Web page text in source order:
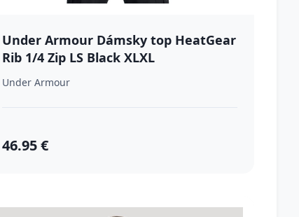
Under Armour Dámsky top HeatGear
Rib 1/4 Zip LS Black XLXL
Under Armour
46.95 €